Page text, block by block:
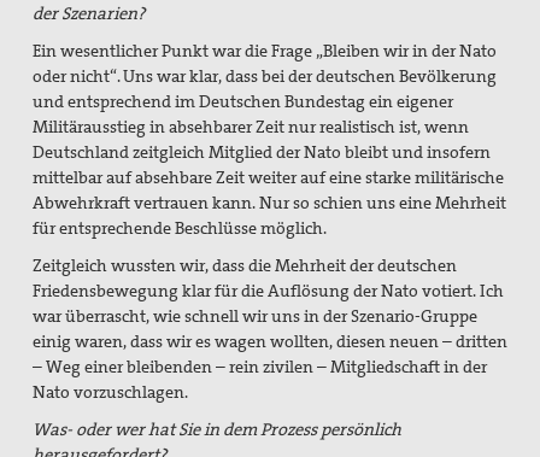
der Szenarien?
Ein wesentlicher Punkt war die Frage „Bleiben wir in der Nato
oder nicht“. Uns war klar, dass bei der deutschen Bevölkerung
und entsprechend im Deutschen Bundestag ein eigener
Militärausstieg in absehbarer Zeit nur realistisch ist, wenn
Deutschland zeitgleich Mitglied der Nato bleibt und insofern
mittelbar auf absehbare Zeit weiter auf eine starke militärische
Abwehrkraft vertrauen kann. Nur so schien uns eine Mehrheit
für entsprechende Beschlüsse möglich.
Zeitgleich wussten wir, dass die Mehrheit der deutschen
Friedensbewegung klar für die Auflösung der Nato votiert. Ich
war überrascht, wie schnell wir uns in der Szenario-Gruppe
einig waren, dass wir es wagen wollten, diesen neuen – dritten
– Weg einer bleibenden – rein zivilen – Mitgliedschaft in der
Nato vorzuschlagen.
Was- oder wer hat Sie in dem Prozess persönlich